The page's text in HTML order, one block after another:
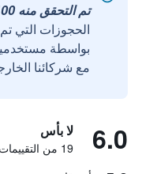
تم التحقق منه 100%
الحجوزات التي
مع شركائنا
6.0 لا بأس
19 من التقييمات تم التحقق منها